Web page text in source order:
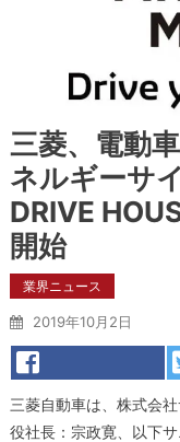
三菱、電動
ネルギーサ
DRIVE
開始
業界ニュース
2019年10月2日
三菱自動車は、株式会
役社長：宗政寛、以下